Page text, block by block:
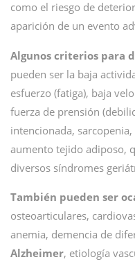
como el riesgo de
aparición de un evento
Algunos criterios para
pueden ser la baja
esfuerzo (fatiga), baja
fuerza de prensión
intencionada,
aumento tejido adiposo,
diversos síndromes
También pueden ser
osteoarticulares,
anemia, demencia de
Alzheimer, etiología